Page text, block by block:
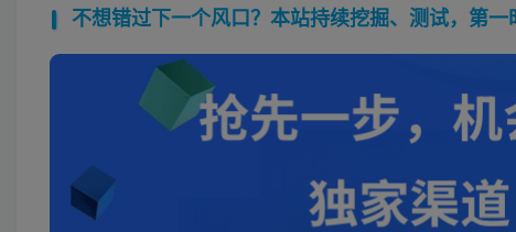
不想错过下一个风口？本站持续挖掘、测试，第